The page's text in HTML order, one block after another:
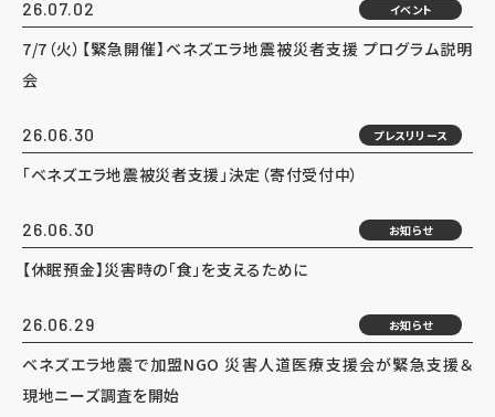
26.07.02 イベント
7/7（火）【緊急開催】ベネズエラ地震被災者支援 プログラム説明
会
26.06.30 プレスリリース
「ベネズエラ地震被災者支援」決定（寄付受付中）
26.06.30 お知らせ
【休眠預金】災害時の「食」を支えるために
26.06.29 お知らせ
ベネズエラ地震で加盟NGO 災害人道医療支援会が緊急支援＆
現地ニーズ調査を開始